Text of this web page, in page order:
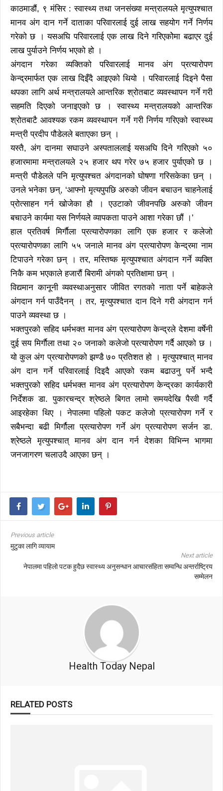
काठमाडौं, ९ मंसिर : स्वास्थ्य तथा जनसंख्या मन्त्रालयले मृत्युपश्चात
मानव अंग दान गर्ने दाताका परिवारलाई दुई लाख सहयोग गर्ने निर्णय
गरेको छ । यसअघि परिवारलाई एक लाख दिने गरिएकोेमा बढाएर दुई
लाख पुर्याउने निर्णय भएको हो ।
अंगदान गरेका व्यक्तिको परिवारलाई मानव अंग प्रत्यारोपण
केन्द्रमार्फत एक लाख दिइँदै आइएको थियो । परिवारलाई दिइने पैसा
थपका लागि अर्थ मन्त्रालयले आन्तरिक श्रोतबाट व्यवस्थापन गर्ने गरी
सहमति दिएको जनाइएको छ । स्वास्थ्य मन्त्रालयको आन्तरिक
श्रोतबाटै आवश्यक रकम व्यवस्थापन गर्ने गरी निर्णय गरिएको स्वास्थ्य
मन्त्री प्रदीप पौडेलले बताएका छन् ।
यस्तै, अंग दानमा सघाउने अस्पताललाई यसअघि दिने गरिएको ५०
हजारमामा मन्त्रालयले २५ हजार थप गरेर ७५ हजार पुर्याएको छ ।
मन्त्री पौडेलले पनि मृत्युपश्चत अंगदानको घोषणा गरिसकेका छन् ।
उनले भनेका छन्, ‘आफ्नो मृत्यपुपछि अरुको जीवन बचाउन चाहनेलाई
प्रोत्साहन गर्न खोजेका हौ । एउटाको जीवनपछि अरुको जीवन
बचाउने कार्यमा यस निर्णयले व्यापकता पाउने आशा गरेका छौं ।’
हाल प्रतिवर्ष मिर्गाैला प्रत्यारोपणका लागि एक हजार र कलेजो
प्रत्यारोपणका लागि ५५ जनाले मानव अंग प्रत्यारोपण केन्द्रमा नाम
टिपाउने गरेका छन् । तर, मस्तिष्क मृत्युपश्चात अंगदान गर्ने व्यक्ति
निकै कम भएकाले हजारौं बिरामी अंगको प्रतिक्षामा छन् ।
विद्यमान कानूनी व्यवस्थाअनुसार जीवित रगतको नाता पर्ने बाहेकले
अंगदान गर्न पाउँदैनन् । तर, मृत्युपश्चात दान दिने गरी अंगदान गर्न
पाउने व्यवस्था छ ।
भक्तपुरको सहिद धर्मभक्त मानव अंग प्रत्यारोपण केन्द्रले देशमा वर्षेनी
दुई सय मिर्गाैला तथा २० जनाको कलेजो प्रत्यारोपण गर्दै आएको छ ।
यो कुल अंग प्रत्यारोपणको झण्डै ७० प्रतिशत हो । मृत्युपश्चात् मानव
अंग दान गर्ने परिवारलाई दिइदै आएको रकम बढाउनु पर्ने भन्दै
भक्तपुरको सहिद धर्मभक्त मानव अंग प्रत्यारोपण केन्द्रका कार्यकारी
निर्देशक डा. पुकारचन्द्र श्रेष्ठले बिगत लामो समयदेखि पैरवी गर्दै
आइरहेका थिए । नेपालमा पहिलो पकट कलेजो प्रत्यारोपण गर्ने र
सबैभन्दा बढी मिर्गौला प्रत्यारोपण गर्ने अंग प्रत्यारोपण सर्जन डा.
श्रेष्ठले मृत्युपश्चात् मानव अंग दान गर्न देशका विभिन्न भागमा
जनजागरण चलाउदै आएका छन् ।
Previous article
मुटुका लागि व्यायाम
Next article
नेपालमा पहिलो पटक हुदैछ स्वास्थ्य अनुसन्धान आचारसंहिता सम्वन्धि अन्तर्राष्ट्रिय
सम्मेलन
Health Today Nepal
RELATED POSTS